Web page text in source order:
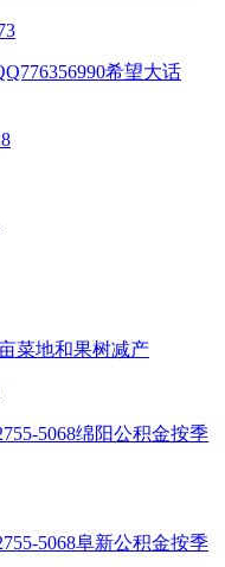
希望大话
菜地和果树减产
5068绵阳公积金按季
5068阜新公积金按季